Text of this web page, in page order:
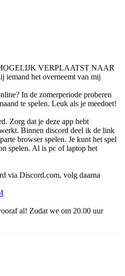
VERPLAATST NAAR
het overneemt van mij
In de zomerperiode proberen
te spelen. Leuk als je meedoet!
Zorg dat je deze app hebt
Binnen discord deel ik de link
browser spelen. Je kunt het spel
spelen. Al is pc of laptop het
via Discord.com, volg daarna
al! Zodat we om 20.00 uur